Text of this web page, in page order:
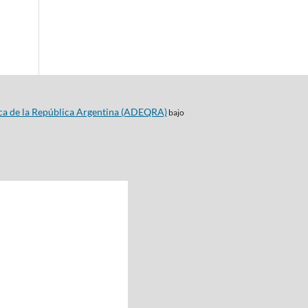
de la República Argentina (ADEQRA)bajo